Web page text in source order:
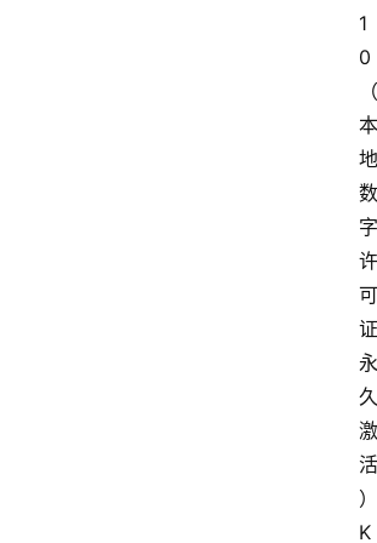
1
0
（
本
地
数
字
许
可
证
永
久
激
活
）
K